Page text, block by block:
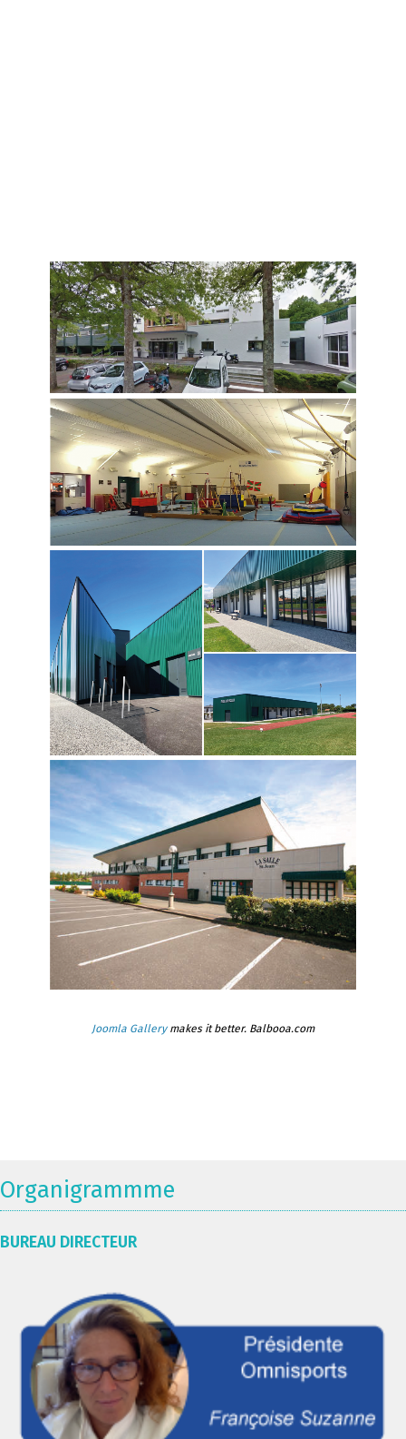
Joomla Gallerymakes it better. Balbooa.com
Organigrammme
BUREAU DIRECTEUR